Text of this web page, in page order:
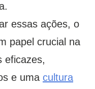
essas ações, o
papel crucial na
eficazes,
e uma cultura